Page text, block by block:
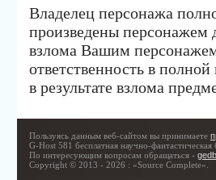
Владелец персонажа
произведены персонажем
взлома Вашим
ответственность в
в результате взлома
Пользуясь данным веб-сайтом вы принимаете
G-Host 581 бесплатная научно-
По интересующим вопросам обращаться -
Copyright © 2013 - 2026 : «Source Complete».